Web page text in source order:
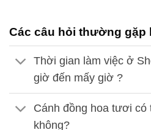
Các câu hỏi thường gặp
Thời gian làm việc ở
giờ đến mấy giờ ?
Cánh đồng hoa tươi có
không?